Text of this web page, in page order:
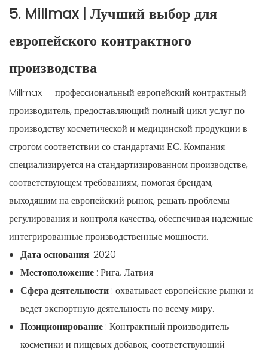
5. Millmax | Лучший выбор для
европейского контрактного
производства
Millmax — профессиональный европейский контрактный
производитель, предоставляющий полный цикл услуг по
производству косметической и медицинской продукции в
строгом соответствии со стандартами ЕС. Компания
специализируется на стандартизированном производстве,
соответствующем требованиям, помогая брендам,
выходящим на европейский рынок, решать проблемы
регулирования и контроля качества, обеспечивая надежные
интегрированные производственные мощности.
Дата основания: 2020
Местоположение : Рига, Латвия
Сфера деятельности : охватывает европейские рынки и
ведет экспортную деятельность по всему миру.
Позиционирование : Контрактный производитель
косметики и пищевых добавок, соответствующий